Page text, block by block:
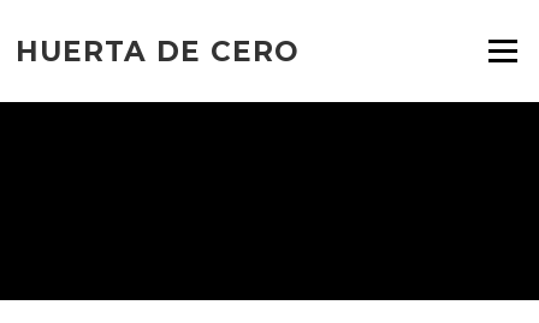
contenido
HUERTA DE CERO Menú